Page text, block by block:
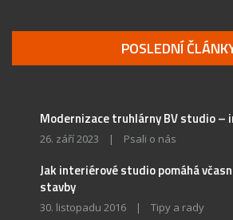
POSLEDNÍ
Modernizace truhlárny BV studio –
26. září 2023 | Psali o nás
Jak interiérové studio pomáhá
stavby
30. listopadu 2016 | Tipy a rady